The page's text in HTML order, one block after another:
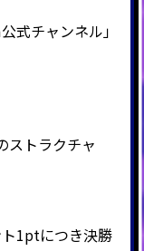
式チャンネル」
ストラクチャ
1ptにつき決勝